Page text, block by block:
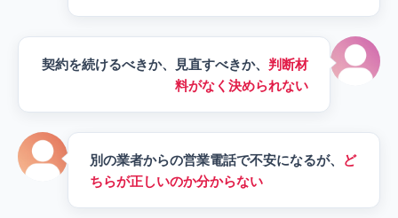
契約を続けるべきか、見直すべきか、 判断材
料がなく決められない
別の業者からの営業電話で不安になるが、 ど
ちらが正しいのか分からない